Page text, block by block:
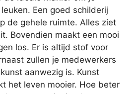
Een goed schilderij
de gehele ruimte. Alles ziet
Bovendien maakt een mooi
los. Er is altijd stof voor
zullen je medewerkers
aanwezig is. Kunst
het leven mooier. Hoe beter